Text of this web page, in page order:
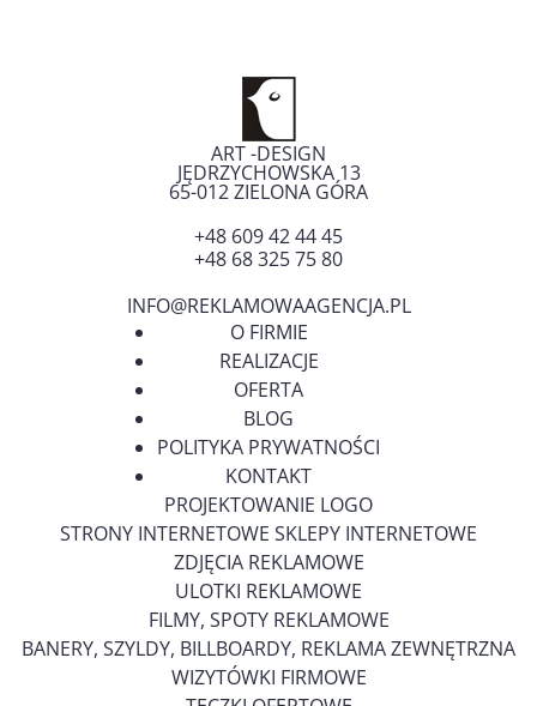
ART -DESIGN
JĘDRZYCHOWSKA 13
65-012ZIELONA GÓRA
+48 609 42 44 45
+48 68 325 75 80
INFO@REKLAMOWAAGENCJA.PL
O FIRMIE
REALIZACJE
OFERTA
BLOG
POLITYKA PRYWATNOŚCI
KONTAKT
PROJEKTOWANIE LOGO
STRONY INTERNETOWE SKLEPY INTERNETOWE
ZDJĘCIA REKLAMOWE
ULOTKI REKLAMOWE
FILMY, SPOTY REKLAMOWE
BANERY, SZYLDY, BILLBOARDY, REKLAMA ZEWNĘTRZNA
WIZYTÓWKI FIRMOWE